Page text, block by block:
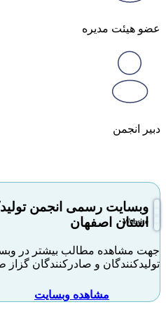
عضو هیئت مدیره
دبیر انجمن
Website
وبسایت رسمی انجمن
استان اصفهان
جهت مشاهده مطالب بیشتر در
تولیدکنندگان و صادرکنندگان گزاز
مشاهده وبسایت